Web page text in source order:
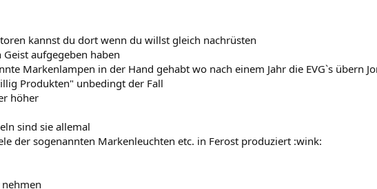
kannst du dort wenn du willst gleich nachrüsten
Geist aufgegeben haben
Markenlampen in der Hand gehabt wo nach einem Jahr die EVG`s übern
Produkten" unbedingt der Fall
höher
sind sie allemal
der sogenannten Markenleuchten etc. in Ferost produziert :wink: